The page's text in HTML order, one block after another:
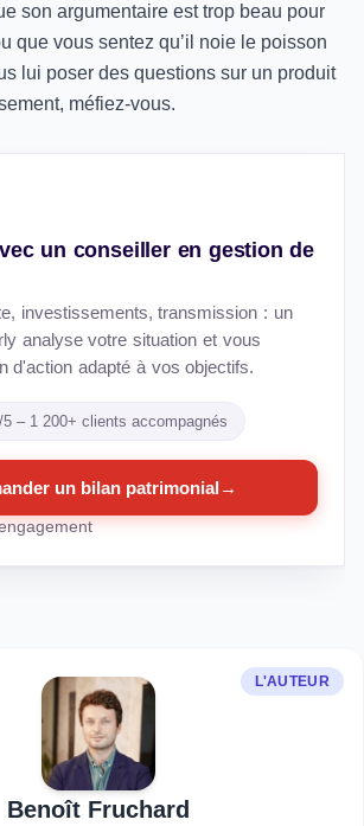
son argumentaire est trop beau pour
que vous sentez qu’il noie le poisson
lui poser des questions sur un produit
méfiez-vous.
un conseiller en gestion de
investissements, transmission : un
analyse votre situation et vous
d'action adapté à vos objectifs.
5 – 1 200+ clients accompagnés
un bilan patrimonial →
L'AUTEUR
Benoît Fruchard